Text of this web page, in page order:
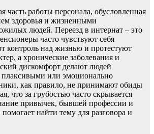
часть работы персонала, обусловленная
здоровья и жизненными
людей. Переезд в интернат – это
часто чувствуют себя
контроль над жизнью и протестуют
а хронические заболевания и
дискомфорт делают людей
или эмоционально
как правило, не принимают обиды
что за грубостью часто скрывается
привычек, бывшей профессии и
найти тему для разговора и